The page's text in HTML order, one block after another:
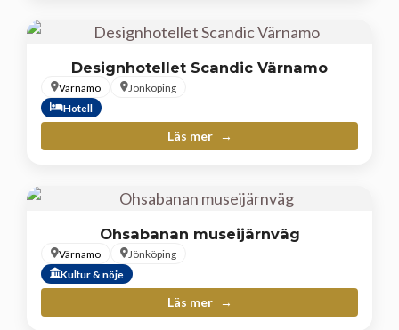
Designhotellet Scandic Värnamo
Värnamo
Jönköping
Hotell
Läs mer
Ohsabanan museijärnväg
Värnamo
Jönköping
Kultur & nöje
Läs mer